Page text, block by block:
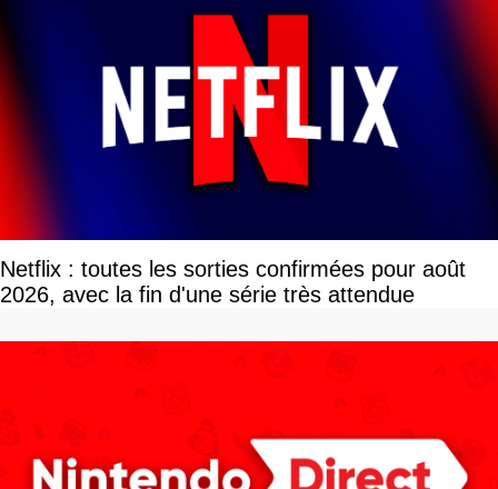
Netflix : toutes les sorties confirmées pour août
2026, avec la fin d'une série très attendue